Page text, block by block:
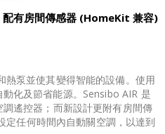
有房間傳感器 (HomeKit 兼容)
熱泵並使其變得智能的設備。使用
化及節省能源。Sensibo AIR 是
遙控器；而新設計更附有房間傳
定任何時間內自動關空調，以達到